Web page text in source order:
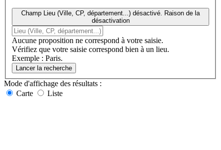
Champ Lieu (Ville, CP, département...) désactivé. Raison de la
désactivation
Aucune proposition ne correspond à votre saisie.
Vérifiez que votre saisie correspond bien à un lieu.
Exemple : Paris.
Lancer la recherche
Mode d'affichage des résultats :
Carte
Liste